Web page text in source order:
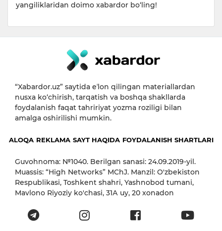
yangiliklaridan doimo xabardor bo‘ling!
“Xabardor.uz” saytida eʼlon qilingan materiallardan
nusxa ko‘chirish, tarqatish va boshqa shakllarda
foydalanish faqat tahririyat yozma roziligi bilan
amalga oshirilishi mumkin.
ALOQA REKLAMA SAYT HAQIDA FOYDALANISH SHARTLARI
Guvohnoma: №1040. Berilgan sanasi: 24.09.2019-yil.
Muassis: “High Networks” MChJ. Manzil: O'zbekiston
Respublikasi, Toshkent shahri, Yashnobod tumani,
Mavlono Riyoziy ko'chasi, 31А uy, 20 xonadon